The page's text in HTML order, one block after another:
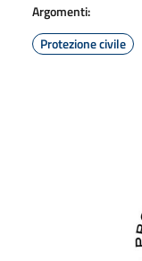
Argomenti:
Protezione civile